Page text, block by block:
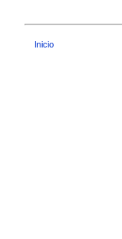
Inicio